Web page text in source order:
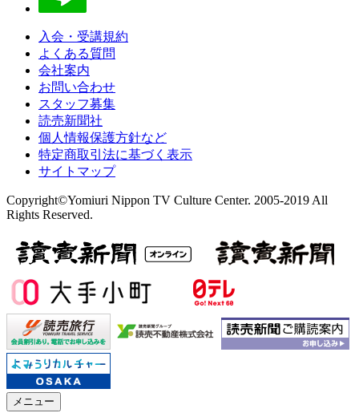
入会・受講規約
よくある質問
会社案内
お問い合わせ
スタッフ募集
読売新聞社
個人情報保護方針など
特定商取引法に基づく表示
サイトマップ
Copyright©Yomiuri Nippon TV Culture Center. 2005-2019 All
Rights Reserved.
メニュー